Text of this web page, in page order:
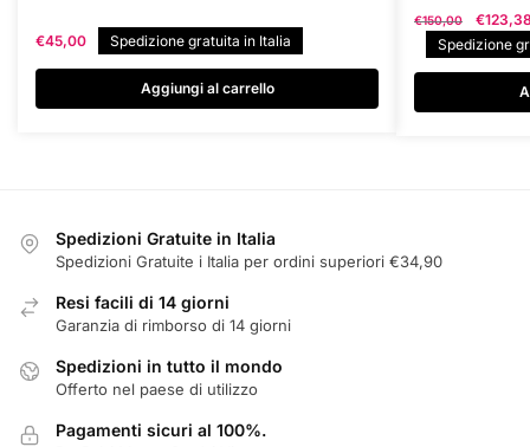
€45,00 Spedizione gratuita in Italia
Aggiungi al carrello
€150,00
Il
prezzo
€
Spedizione
Spedizioni Gratuite in Italia
Spedizioni Gratuite i Italia per ordini superiori €34,90
Resi facili di 14 giorni
Garanzia di rimborso di 14 giorni
Spedizioni in tutto il mondo
Offerto nel paese di utilizzo
Pagamenti sicuri al 100%.